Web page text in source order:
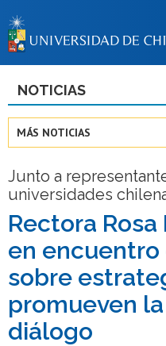
NOTICIAS
MÁS NOTICIAS
Junto a
universidades
Rectora
en encuentro
sobre
promueven
diálogo